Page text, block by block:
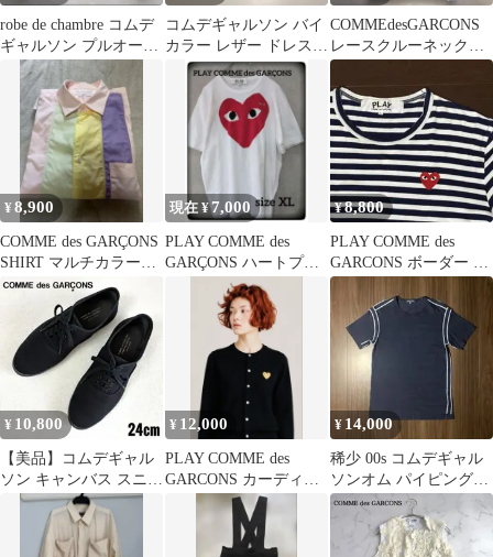
robe de chambre コムデ
ギャルソン プルオーバ
ーシャツ
コムデギャルソン バイ
カラー レザー ドレスシ
ューズ 白黒 22cm
COMMEdesGARCONS
レースクルーネックT
シャツプルオーバー洗
える✨美品
¥8,900
COMME des GARÇONS
SHIRT マルチカラーシ
ャツ
現在 ¥7,000
PLAY COMME des
GARÇONS ハートプリ
ント Tシャツ
¥8,800
PLAY COMME des
GARCONS ボーダー ロ
ンT L
¥ 10,800
【美品】コムデギャル
ソン キャンバス スニー
カー オールブラック
¥ 12,000
PLAY COMME des
GARCONS カーディガ
ン 黒 S
¥ 14,000
稀少 00s コムデギャル
ソンオム パイピングT
シャツ